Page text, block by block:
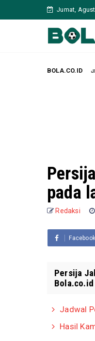
Jumat,
BOLA.CO.ID
Sassuolo 4-1 dalam
pada
Redaksi
Facebook
Persija
Jadwal
Hasil